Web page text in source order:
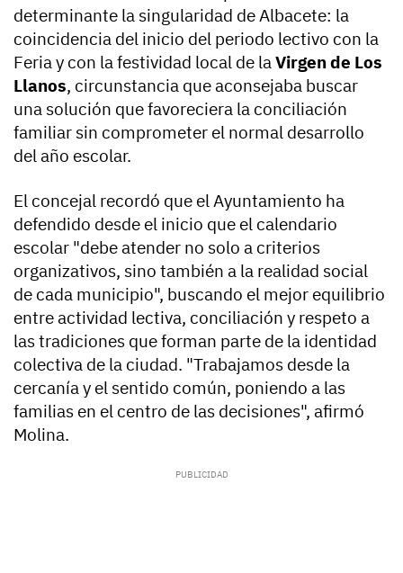
determinante la singularidad de Albacete: la
coincidencia del inicio del periodo lectivo con la
Feria y con la festividad local de laVirgen de Los
Llanos, circunstancia que aconsejaba buscar
una solución que favoreciera la conciliación
familiar sin comprometer el normal desarrollo
del año escolar.
El concejal recordó que el Ayuntamiento ha
defendido desde el inicio que el calendario
escolar "debe atender no solo a criterios
organizativos, sino también a la realidad social
de cada municipio", buscando el mejor equilibrio
entre actividad lectiva, conciliación y respeto a
las tradiciones que forman parte de la identidad
colectiva de la ciudad. "Trabajamos desde la
cercanía y el sentido común, poniendo a las
familias en el centro de las decisiones", afirmó
Molina.